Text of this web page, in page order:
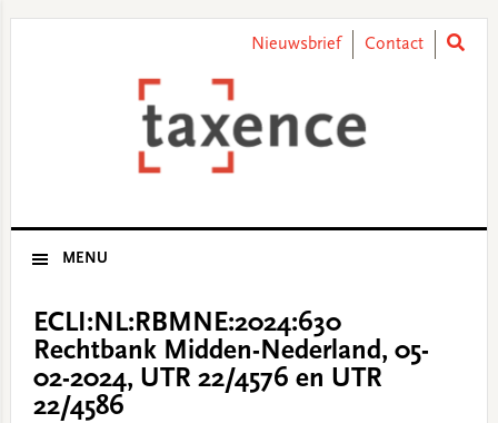
Nieuwsbrief Contact
MENU
ECLI:NL:RBMNE:2024:630
Rechtbank Midden-Nederland, 05-
02-2024, UTR 22/4576 en UTR
22/4586